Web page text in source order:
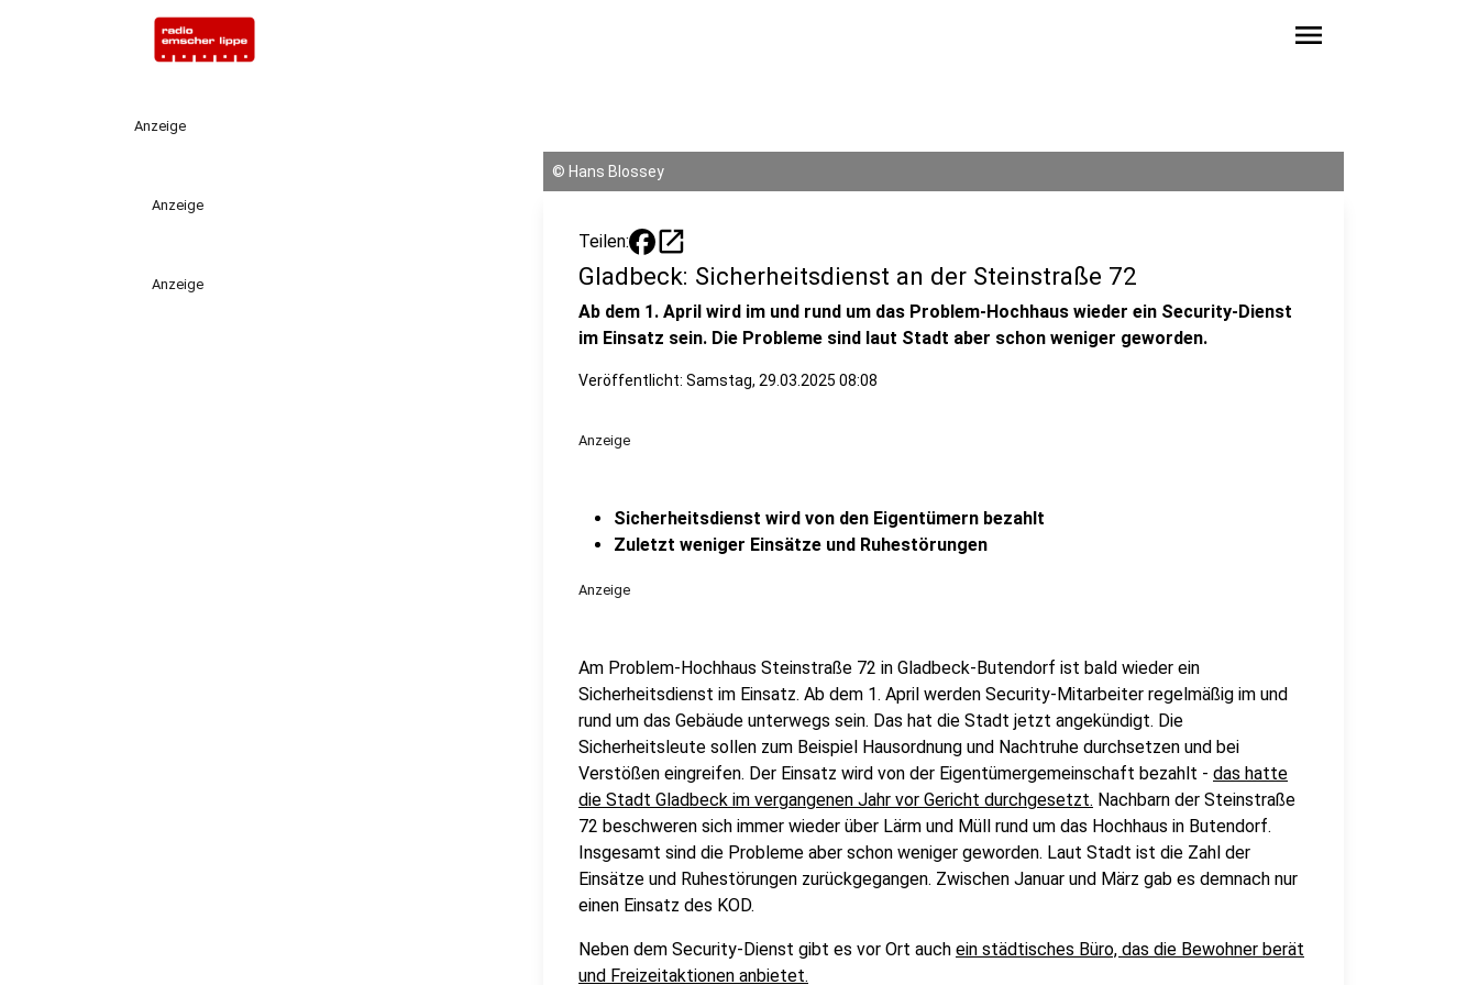
menu
Anzeige
Anzeige
Anzeige
© Hans Blossey
Teilen: open_in_new
Gladbeck: Sicherheitsdienst an der Steinstraße 72
Ab dem 1. April wird im und rund um das Problem-Hochhaus wieder ein Security-Dienst
im Einsatz sein. Die Probleme sind laut Stadt aber schon weniger geworden.
Veröffentlicht: Samstag, 29.03.2025 08:08
Anzeige
Sicherheitsdienst wird von den Eigentümern bezahlt
Zuletzt weniger Einsätze und Ruhestörungen
Anzeige
Am Problem-Hochhaus Steinstraße 72 in Gladbeck-Butendorf ist bald wieder ein
Sicherheitsdienst im Einsatz. Ab dem 1. April werden Security-Mitarbeiter regelmäßig im und
rund um das Gebäude unterwegs sein. Das hat die Stadt jetzt angekündigt. Die
Sicherheitsleute sollen zum Beispiel Hausordnung und Nachtruhe durchsetzen und bei
Verstößen eingreifen. Der Einsatz wird von der Eigentümergemeinschaft bezahlt - das hatte
die Stadt Gladbeck im vergangenen Jahr vor Gericht durchgesetzt. Nachbarn der Steinstraße
72 beschweren sich immer wieder über Lärm und Müll rund um das Hochhaus in Butendorf.
Insgesamt sind die Probleme aber schon weniger geworden. Laut Stadt ist die Zahl der
Einsätze und Ruhestörungen zurückgegangen. Zwischen Januar und März gab es demnach nur
einen Einsatz des KOD.
Neben dem Security-Dienst gibt es vor Ort auch ein städtisches Büro, das die Bewohner berät
und Freizeitaktionen anbietet.